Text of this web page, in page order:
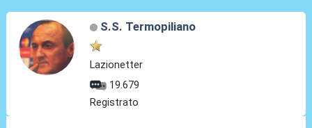
S.S. Termopiliano
Lazionetter
19.679
Registrato